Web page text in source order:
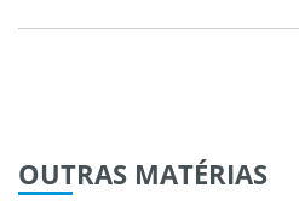
OUTRAS MATÉRIAS